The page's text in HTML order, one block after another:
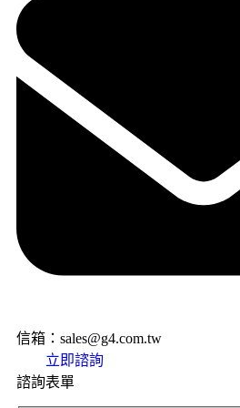
信箱：sales@g4.com.tw
立即諮詢
諮詢表單